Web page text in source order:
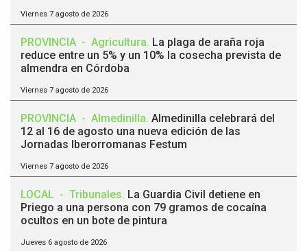
Viernes 7 agosto de 2026
PROVINCIA - Agricultura. La plaga de araña roja
reduce entre un 5% y un 10% la cosecha prevista de
almendra en Córdoba
Viernes 7 agosto de 2026
PROVINCIA - Almedinilla. Almedinilla celebrará del
12 al 16 de agosto una nueva edición de las
Jornadas Iberorromanas Festum
Viernes 7 agosto de 2026
LOCAL - Tribunales. La Guardia Civil detiene en
Priego a una persona con 79 gramos de cocaína
ocultos en un bote de pintura
Jueves 6 agosto de 2026